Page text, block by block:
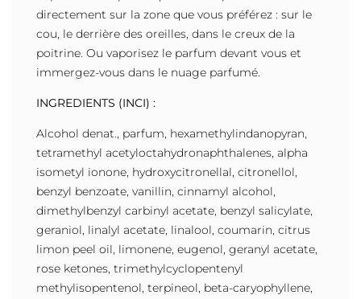
directement sur la zone que vous préférez : sur le
cou, le derrière des oreilles, dans le creux de la
poitrine. Ou vaporisez le parfum devant vous et
immergez-vous dans le nuage parfumé.
INGREDIENTS (INCI) :
Alcohol denat., parfum, hexamethylindanopyran,
tetramethyl acetyloctahydronaphthalenes, alpha
isometyl ionone, hydroxycitronellal, citronellol,
benzyl benzoate, vanillin, cinnamyl alcohol,
dimethylbenzyl carbinyl acetate, benzyl salicylate,
geraniol, linalyl acetate, linalool, coumarin, citrus
limon peel oil, limonene, eugenol, geranyl acetate,
rose ketones, trimethylcyclopentenyl
methylisopentenol, terpineol, beta-caryophyllene,